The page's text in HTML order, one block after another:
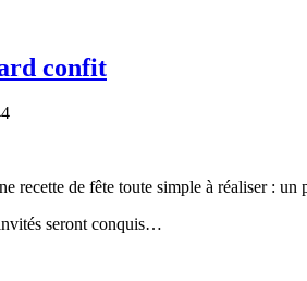
confit
recette de fête toute simple à réaliser :
seront conquis…